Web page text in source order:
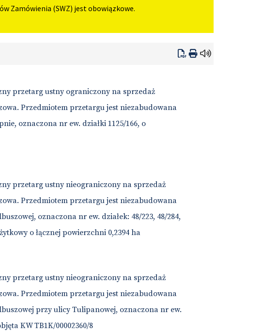
Zamówienia (SWZ) jest obowiązkowe.
przetarg ustny ograniczony na sprzedaż
Przedmiotem przetargu jest niezabudowana
oznaczona nr ew. działki 1125/166, o
przetarg ustny nieograniczony na sprzedaż
Przedmiotem przetargu jest niezabudowana
oznaczona nr ew. działek: 48/223, 48/284,
o łącznej powierzchni 0,2394 ha
przetarg ustny nieograniczony na sprzedaż
Przedmiotem przetargu jest niezabudowana
przy ulicy Tulipanowej, oznaczona nr ew.
KW TB1K/00002360/8